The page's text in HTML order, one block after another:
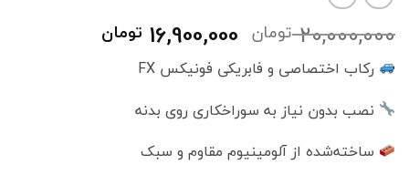
20,000,000 تومان قیمت
اصلی
20,000,000 تومان
بود.
16,900,000 تومان
رکاب اختصاصی و فابریکی فونيكس FX
نصب بدون نیاز به سوراخکاری روی بدنه
ساخته‌شده از آلومینیوم مقاوم و سبک